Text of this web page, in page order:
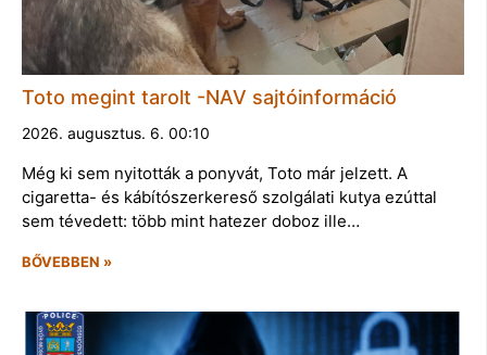
Toto megint tarolt -NAV sajtóinformáció
2026. augusztus. 6. 00:10
Még ki sem nyitották a ponyvát, Toto már jelzett. A
cigaretta- és kábítószerkereső szolgálati kutya ezúttal
sem tévedett: több mint hatezer doboz ille…
BŐVEBBEN »